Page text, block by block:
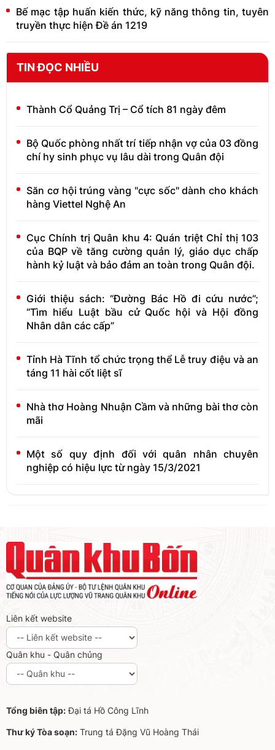
Bế mạc tập huấn kiến thức, kỹ năng thông tin, tuyên
truyền thực hiện Đề án 1219
TIN ĐỌC NHIỀU
Thành Cổ Quảng Trị – Cổ tích 81 ngày đêm
Bộ Quốc phòng nhất trí tiếp nhận vợ của 03 đồng
chí hy sinh phục vụ lâu dài trong Quân đội
Săn cơ hội trúng vàng "cực sốc" dành cho khách
hàng Viettel Nghệ An
Cục Chính trị Quân khu 4: Quán triệt Chỉ thị 103
của BQP về tăng cường quản lý, giáo dục chấp
hành kỷ luật và bảo đảm an toàn trong Quân đội.
Giới thiệu sách: “Đường Bác Hồ đi cứu nước”;
“Tìm hiểu Luật bầu cử Quốc hội và Hội đồng
Nhân dân các cấp”
Tỉnh Hà Tĩnh tổ chức trọng thể Lễ truy điệu và an
táng 11 hài cốt liệt sĩ
Nhà thơ Hoàng Nhuận Cầm và những bài thơ còn
mãi
Một số quy định đối với quân nhân chuyên
nghiệp có hiệu lực từ ngày 15/3/2021
Liên kết website
Quân khu - Quân chủng
Tổng biên tập:Đại tá Hồ Công Lĩnh
Thư ký Tòa soạn: Trung tá Đặng Vũ Hoàng Thái